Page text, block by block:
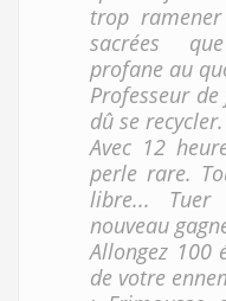
trop
sacrées
profane au
Professeur
dû se recycler.
Avec 12
perle rare.
libre...
nouveau
Allongez 100
de votre